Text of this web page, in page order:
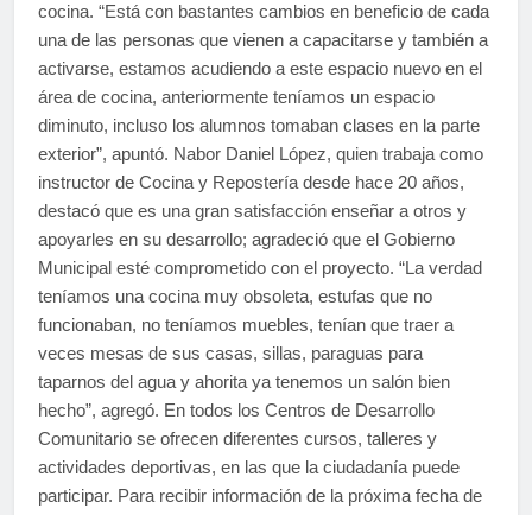
cocina. “Está con bastantes cambios en beneficio de cada
una de las personas que vienen a capacitarse y también a
activarse, estamos acudiendo a este espacio nuevo en el
área de cocina, anteriormente teníamos un espacio
diminuto, incluso los alumnos tomaban clases en la parte
exterior”, apuntó. Nabor Daniel López, quien trabaja como
instructor de Cocina y Repostería desde hace 20 años,
destacó que es una gran satisfacción enseñar a otros y
apoyarles en su desarrollo; agradeció que el Gobierno
Municipal esté comprometido con el proyecto. “La verdad
teníamos una cocina muy obsoleta, estufas que no
funcionaban, no teníamos muebles, tenían que traer a
veces mesas de sus casas, sillas, paraguas para
taparnos del agua y ahorita ya tenemos un salón bien
hecho”, agregó. En todos los Centros de Desarrollo
Comunitario se ofrecen diferentes cursos, talleres y
actividades deportivas, en las que la ciudadanía puede
participar. Para recibir información de la próxima fecha de